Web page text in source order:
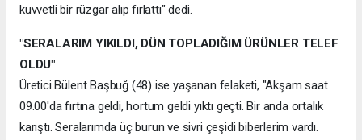
kuvvetli bir rüzgar alıp fırlattı" dedi.
"SERALARIM YIKILDI, DÜN TOPLADIĞIM ÜRÜNLER TELEF
OLDU"
Üretici Bülent Başbuğ (48) ise yaşanan felaketi, "Akşam saat
09.00'da fırtına geldi, hortum geldi yıktı geçti. Bir anda ortalık
karıştı. Seralarımda üç burun ve sivri çeşidi biberlerim vardı.